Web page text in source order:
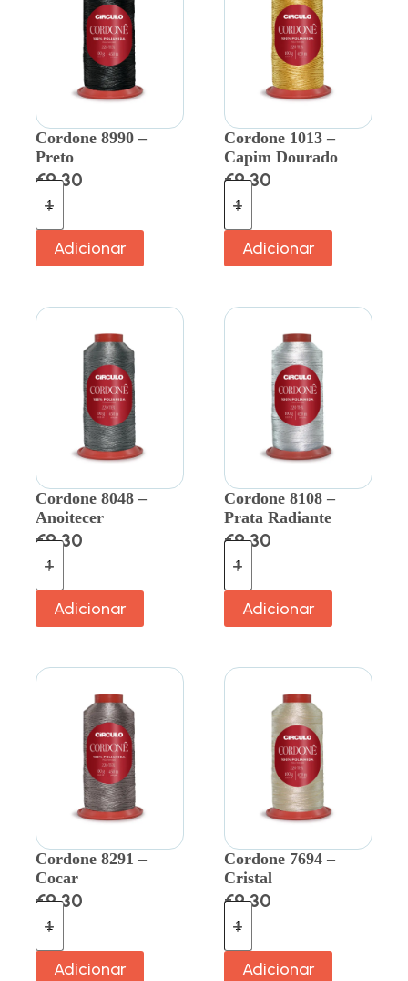
Cordone 8990 –
Preto
€9.30
Adicionar
Cordone 1013 –
Capim Dourado
€9.30
Adicionar
Cordone 8048 –
Anoitecer
€9.30
Adicionar
Cordone 8108 –
Prata Radiante
€9.30
Adicionar
Cordone 8291 –
Cocar
€9.30
Adicionar
Cordone 7694 –
Cristal
€9.30
Adicionar